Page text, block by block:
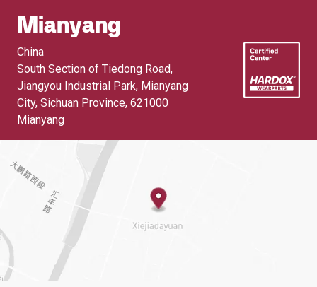
Mianyang
China
South Section of Tiedong Road,
Jiangyou Industrial Park, Mianyang
City, Sichuan Province, 621000
Mianyang